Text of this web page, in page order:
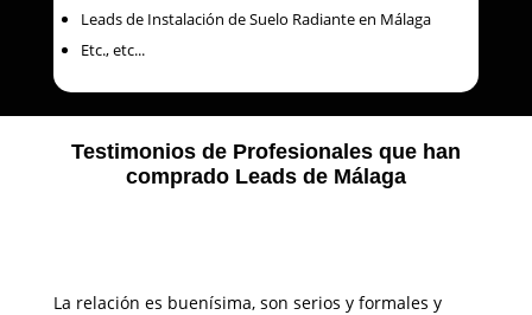
Leads de Instalación de Suelo Radiante en Málaga
Etc., etc...
Testimonios de Profesionales que han
comprado Leads de Málaga
La relación es buenísima, son serios y formales y